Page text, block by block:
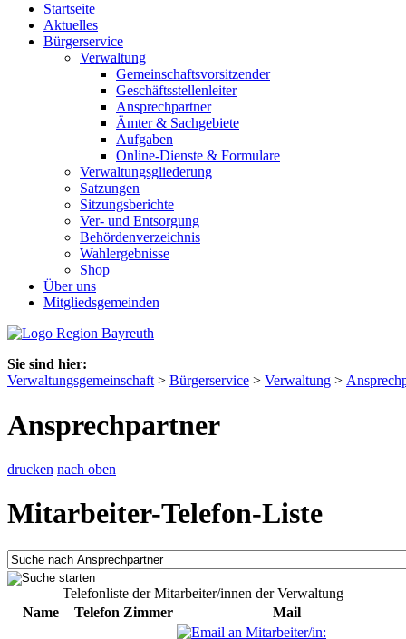
Startseite
Aktuelles
Bürgerservice
Verwaltung
Gemeinschaftsvorsitzender
Geschäftsstellenleiter
Ansprechpartner
Ämter & Sachgebiete
Aufgaben
Online-Dienste & Formulare
Verwaltungsgliederung
Satzungen
Sitzungsberichte
Ver- und Entsorgung
Behördenverzeichnis
Wahlergebnisse
Shop
Über uns
Mitgliedsgemeinden
Sie sind hier:
Verwaltungsgemeinschaft > Bürgerservice > Verwaltung >
Ansprechpartner
drucken nach oben
Mitarbeiter-Telefon-Liste
Telefonliste der Mitarbeiter/innen der Verwaltung
Name
Telefon Zimmer Mail